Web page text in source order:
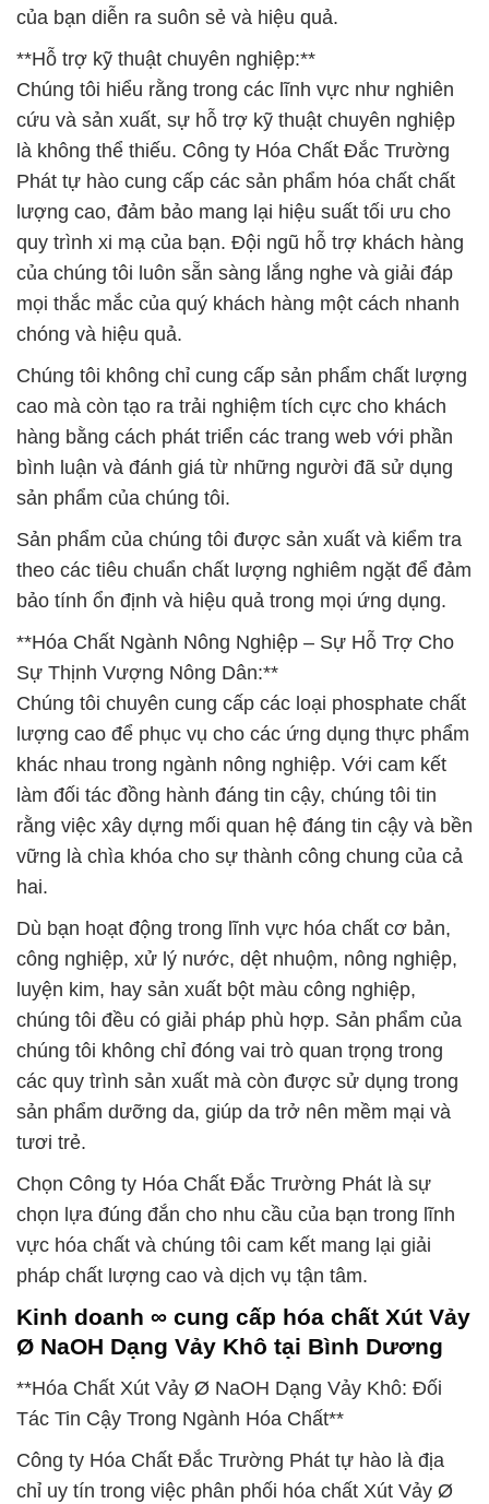
của bạn diễn ra suôn sẻ và hiệu quả.
**Hỗ trợ kỹ thuật chuyên nghiệp:**
Chúng tôi hiểu rằng trong các lĩnh vực như nghiên
cứu và sản xuất, sự hỗ trợ kỹ thuật chuyên nghiệp
là không thể thiếu. Công ty Hóa Chất Đắc Trường
Phát tự hào cung cấp các sản phẩm hóa chất chất
lượng cao, đảm bảo mang lại hiệu suất tối ưu cho
quy trình xi mạ của bạn. Đội ngũ hỗ trợ khách hàng
của chúng tôi luôn sẵn sàng lắng nghe và giải đáp
mọi thắc mắc của quý khách hàng một cách nhanh
chóng và hiệu quả.
Chúng tôi không chỉ cung cấp sản phẩm chất lượng
cao mà còn tạo ra trải nghiệm tích cực cho khách
hàng bằng cách phát triển các trang web với phần
bình luận và đánh giá từ những người đã sử dụng
sản phẩm của chúng tôi.
Sản phẩm của chúng tôi được sản xuất và kiểm tra
theo các tiêu chuẩn chất lượng nghiêm ngặt để đảm
bảo tính ổn định và hiệu quả trong mọi ứng dụng.
**Hóa Chất Ngành Nông Nghiệp – Sự Hỗ Trợ Cho
Sự Thịnh Vượng Nông Dân:**
Chúng tôi chuyên cung cấp các loại phosphate chất
lượng cao để phục vụ cho các ứng dụng thực phẩm
khác nhau trong ngành nông nghiệp. Với cam kết
làm đối tác đồng hành đáng tin cậy, chúng tôi tin
rằng việc xây dựng mối quan hệ đáng tin cậy và bền
vững là chìa khóa cho sự thành công chung của cả
hai.
Dù bạn hoạt động trong lĩnh vực hóa chất cơ bản,
công nghiệp, xử lý nước, dệt nhuộm, nông nghiệp,
luyện kim, hay sản xuất bột màu công nghiệp,
chúng tôi đều có giải pháp phù hợp. Sản phẩm của
chúng tôi không chỉ đóng vai trò quan trọng trong
các quy trình sản xuất mà còn được sử dụng trong
sản phẩm dưỡng da, giúp da trở nên mềm mại và
tươi trẻ.
Chọn Công ty Hóa Chất Đắc Trường Phát là sự
chọn lựa đúng đắn cho nhu cầu của bạn trong lĩnh
vực hóa chất và chúng tôi cam kết mang lại giải
pháp chất lượng cao và dịch vụ tận tâm.
Kinh doanh ∞ cung cấp hóa chất Xút Vảy
Ø NaOH Dạng Vảy Khô tại Bình Dương
**Hóa Chất Xút Vảy Ø NaOH Dạng Vảy Khô: Đối
Tác Tin Cậy Trong Ngành Hóa Chất**
Công ty Hóa Chất Đắc Trường Phát tự hào là địa
chỉ uy tín trong việc phân phối hóa chất Xút Vảy Ø